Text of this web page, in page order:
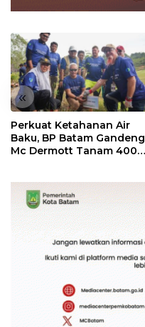
«
Perkuat Ketahanan Air
Baku, BP Batam Gandeng
Mc Dermott Tanam 400